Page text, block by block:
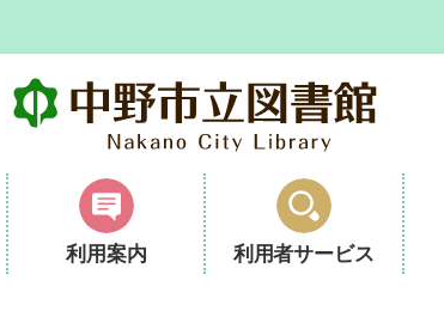
利用案内 利用者サービス